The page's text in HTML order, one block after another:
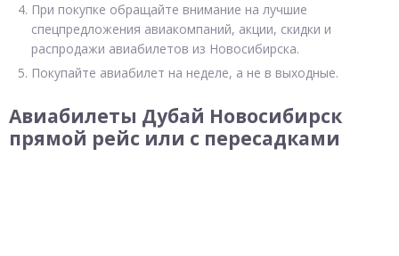
При покупке обращайте внимание на лучшие
спецпредложения авиакомпаний, акции, скидки и
распродажи авиабилетов из Новосибирска.
Покупайте авиабилет на неделе, а не в выходные.
Авиабилеты Дубай Новосибирск
прямой рейс или с пересадками